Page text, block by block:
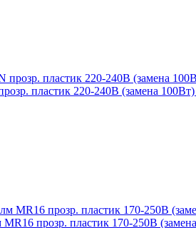
пластик 220-240В (замена
прозр. пластик 170-250В